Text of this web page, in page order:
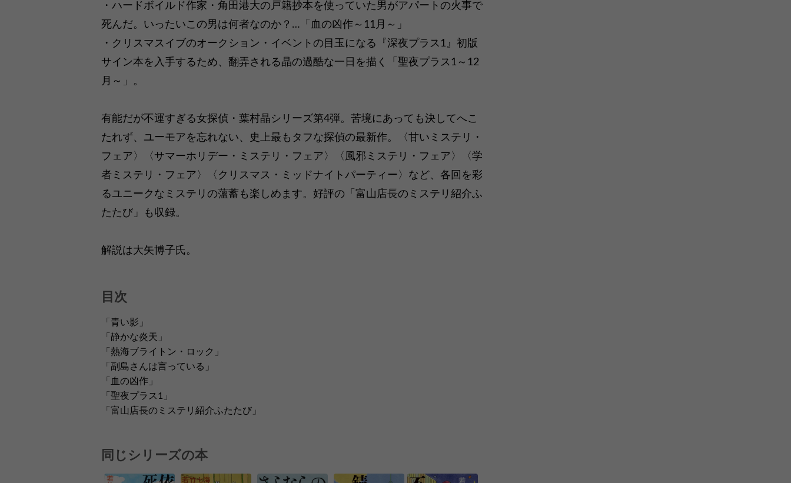
・ハードボイルド作家・角田港大の戸籍抄本を使っていた男がアパートの火事で
死んだ。いったいこの男は何者なのか？…「血の凶作～11月～」
・クリスマスイブのオークション・イベントの目玉になる『深夜プラス1』初版
サイン本を入手するため、翻弄される晶の過酷な一日を描く「聖夜プラス1～12
月～」。
有能だが不運すぎる女探偵・葉村晶シリーズ第4弾。苦境にあっても決してへこ
たれず、ユーモアを忘れない、史上最もタフな探偵の最新作。〈甘いミステリ・
フェア〉〈サマーホリデー・ミステリ・フェア〉〈風邪ミステリ・フェア〉〈学
者ミステリ・フェア〉〈クリスマス・ミッドナイトパーティー〉など、各回を彩
るユニークなミステリの薀蓄も楽しめます。好評の「富山店長のミステリ紹介ふ
たたび」も収録。
解説は大矢博子氏。
目次
「青い影」
「静かな炎天」
「熱海ブライトン・ロック」
「副島さんは言っている」
「血の凶作」
「聖夜プラス1」
「富山店長のミステリ紹介ふたたび」
同じシリーズの本